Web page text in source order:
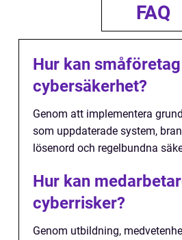
FAQ
Hur kan
cybersäkerhet?
Genom att implementera
som uppdaterade system,
lösenord och regelbundna
Hur kan
cyberrisker?
Genom utbildning,